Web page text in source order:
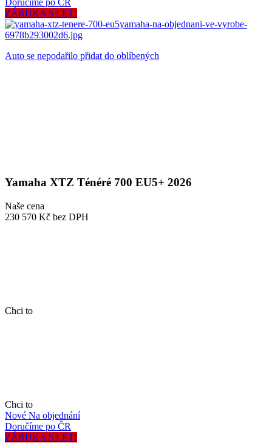
ZÁRUKA 5 LET!
Auto se nepodařilo přidat do oblíbených
Yamaha XTZ Ténéré 700 EU5+ 2026
Naše cena
230 570 Kč bez DPH
Chci to
Chci to
Nové Na objednání
Doručíme po ČR
ZÁRUKA 5 LET!